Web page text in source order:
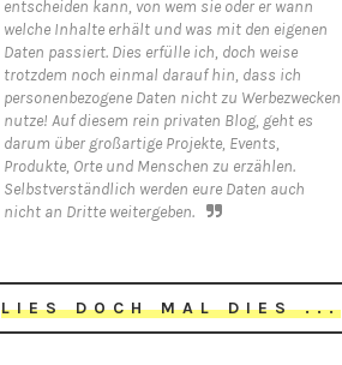
entscheiden kann, von wem sie oder er wann
welche Inhalte erhält und was mit den eigenen
Daten passiert. Dies erfülle ich, doch weise
trotzdem noch einmal darauf hin, dass ich
personenbezogene Daten nicht zu Werbezwecken
nutze! Auf diesem rein privaten Blog, geht es
darum über großartige Projekte, Events,
Produkte, Orte und Menschen zu erzählen.
Selbstverständlich werden eure Daten auch
nicht an Dritte weitergeben.
LIES DOCH MAL DIES ...